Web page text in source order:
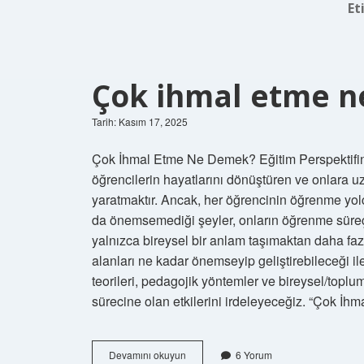
Çok ihmal etme
Tarih: Kasım 17, 2025
Çok İhmal Etme Ne Demek? Eğitim
öğrencilerin hayatlarını dönüştüren ve onlara
yaratmaktır. Ancak, her öğrencinin öğrenme
da önemsemediği şeyler, onların öğrenme
yalnızca bireysel bir anlam taşımaktan daha
alanları ne kadar önemseyip geliştirebileceği
teorileri, pedagojik yöntemler ve bireysel/
sürecine olan etkilerini irdeleyeceğiz. “Çok
Devamını okuyun 6 Yorum